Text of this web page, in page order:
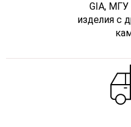
GIA, МГУ
изделия с